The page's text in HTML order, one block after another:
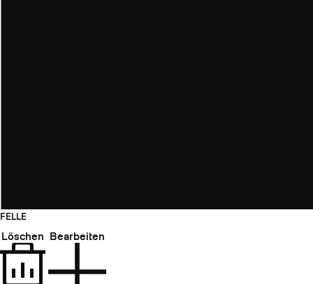
FELLE
Löschen Bearbeiten